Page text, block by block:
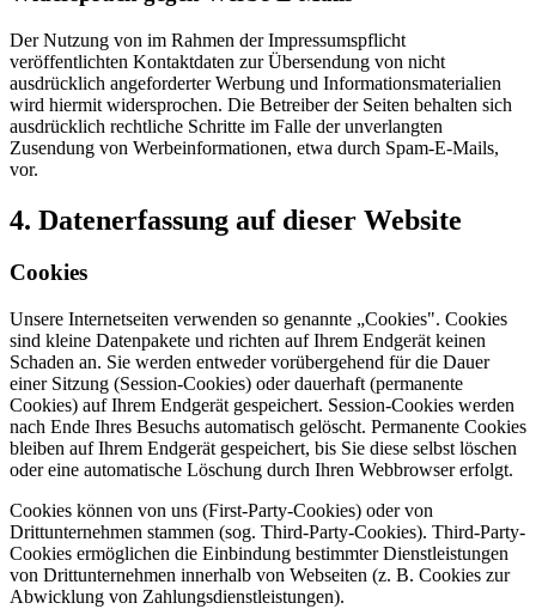
Der Nutzung von im Rahmen der Impressumspflicht
veröffentlichten Kontaktdaten zur Übersendung von nicht
ausdrücklich angeforderter Werbung und Informationsmaterialien
wird hiermit widersprochen. Die Betreiber der Seiten behalten sich
ausdrücklich rechtliche Schritte im Falle der unverlangten
Zusendung von Werbeinformationen, etwa durch Spam-E-Mails,
vor.
4. Datenerfassung auf dieser Website
Cookies
Unsere Internetseiten verwenden so genannte „Cookies". Cookies
sind kleine Datenpakete und richten auf Ihrem Endgerät keinen
Schaden an. Sie werden entweder vorübergehend für die Dauer
einer Sitzung (Session-Cookies) oder dauerhaft (permanente
Cookies) auf Ihrem Endgerät gespeichert. Session-Cookies werden
nach Ende Ihres Besuchs automatisch gelöscht. Permanente Cookies
bleiben auf Ihrem Endgerät gespeichert, bis Sie diese selbst löschen
oder eine automatische Löschung durch Ihren Webbrowser erfolgt.
Cookies können von uns (First-Party-Cookies) oder von
Drittunternehmen stammen (sog. Third-Party-Cookies). Third-Party-
Cookies ermöglichen die Einbindung bestimmter Dienstleistungen
von Drittunternehmen innerhalb von Webseiten (z. B. Cookies zur
Abwicklung von Zahlungsdienstleistungen).